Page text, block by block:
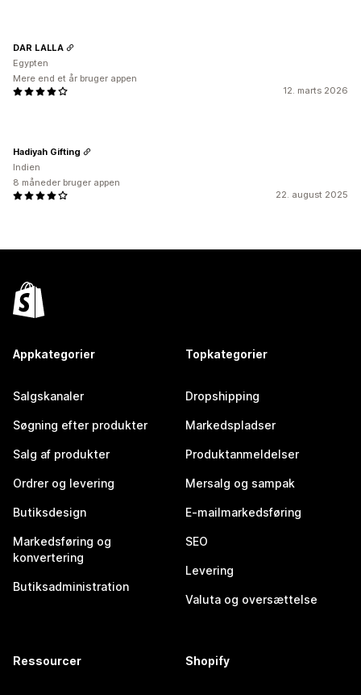
12. marts 2026
DAR LALLA
Egypten
Mere end et år bruger appen
22. august 2025
Hadiyah Gifting
Indien
8 måneder bruger appen
Appkategorier
Salgskanaler
Søgning efter produkter
Salg af produkter
Ordrer og levering
Butiksdesign
Markedsføring og
konvertering
Butiksadministration
Topkategorier
Dropshipping
Markedspladser
Produktanmeldelser
Mersalg og sampak
E-mailmarkedsføring
SEO
Levering
Valuta og oversættelse
Ressourcer Shopify